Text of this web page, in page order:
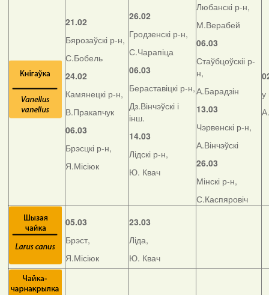
21.02
Бярозаўскі р-н,
С.Бобель
24.02
Камянецкі р-н,
В.Пракапчук
06.03
Брэсцкі р-н,
Я.Місіюк
26.02
Гродзенскі р-н,
С.Чарапіца
06.03
Бераставіцкі р-н,
Дз.Вінчэўскі і
інш.
14.03
Лідскі р-н,
Ю. Квач
Любанскі р-н,
М.Верабей
06.03
Стаўбцоўскіі р-
н,
А.Барадзін
13.03
Чэрвенскі р-н,
А.Вінчэўскі
26.03
Мінскі р-н,
С.Каспяровіч
у
05.03
Брэст,
Я.Місіюк
23.03
Ліда,
Ю. Квач